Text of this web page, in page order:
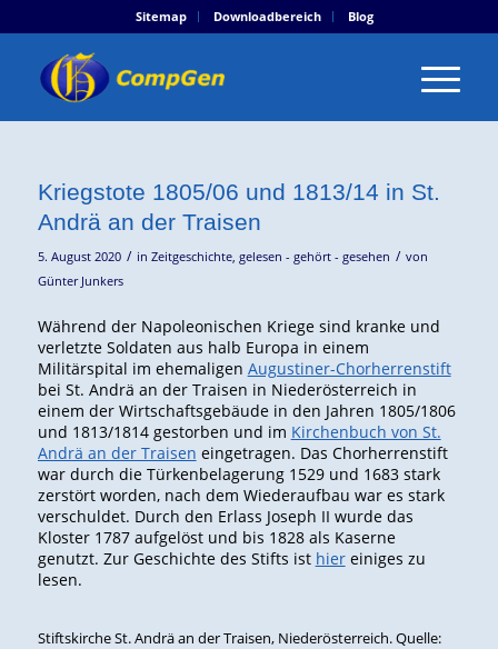
Sitemap Downloadbereich Blog
Kriegstote 1805/06 und 1813/14 in St.
Andrä an der Traisen
5. August 2020 / in Zeitgeschichte, gelesen - gehört - gesehen / von
Günter Junkers
Während der Napoleonischen Kriege sind kranke und
verletzte Soldaten aus halb Europa in einem
Militärspital im ehemaligen Augustiner-Chorherrenstift
bei St. Andrä an der Traisen in Niederösterreich in
einem der Wirtschaftsgebäude in den Jahren 1805/1806
und 1813/1814 gestorben und im Kirchenbuch von St.
Andrä an der Traisen eingetragen. Das Chorherrenstift
war durch die Türkenbelagerung 1529 und 1683 stark
zerstört worden, nach dem Wiederaufbau war es stark
verschuldet. Durch den Erlass Joseph II wurde das
Kloster 1787 aufgelöst und bis 1828 als Kaserne
genutzt. Zur Geschichte des Stifts ist hiereiniges zu
lesen.
Stiftskirche St. Andrä an der Traisen, Niederösterreich. Quelle: